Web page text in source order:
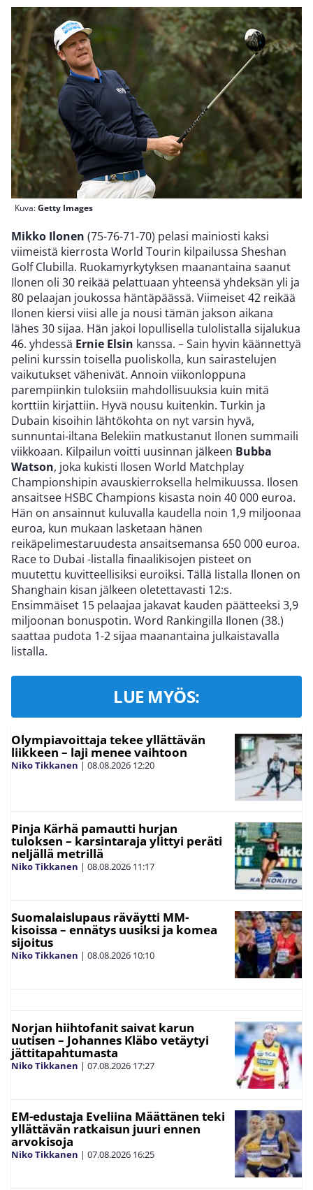
Kuva:Getty Images
Mikko Ilonen (75-76-71-70) pelasi mainiosti kaksi
viimeistä kierrosta World Tourin kilpailussa Sheshan
Golf Clubilla. Ruokamyrkytyksen maanantaina saanut
Ilonen oli 30 reikää pelattuaan yhteensä yhdeksän yli ja
80 pelaajan joukossa häntäpäässä. Viimeiset 42 reikää
Ilonen kiersi viisi alle ja nousi tämän jakson aikana
lähes 30 sijaa. Hän jakoi lopullisella tulolistalla sijalukua
46. yhdessä Ernie Elsin kanssa. – Sain hyvin käännettyä
pelini kurssin toisella puoliskolla, kun sairastelujen
vaikutukset vähenivät. Annoin viikonloppuna
parempiinkin tuloksiin mahdollisuuksia kuin mitä
korttiin kirjattiin. Hyvä nousu kuitenkin. Turkin ja
Dubain kisoihin lähtökohta on nyt varsin hyvä,
sunnuntai-iltana Belekiin matkustanut Ilonen summaili
viikkoaan. Kilpailun voitti uusinnan jälkeen Bubba
Watson, joka kukisti Ilosen World Matchplay
Championshipin avauskierroksella helmikuussa. Ilosen
ansaitsee HSBC Champions kisasta noin 40 000 euroa.
Hän on ansainnut kuluvalla kaudella noin 1,9 miljoonaa
euroa, kun mukaan lasketaan hänen
reikäpelimestaruudesta ansaitsemansa 650 000 euroa.
Race to Dubai -listalla finaalikisojen pisteet on
muutettu kuvitteellisiksi euroiksi. Tällä listalla Ilonen on
Shanghain kisan jälkeen oletettavasti 12:s.
Ensimmäiset 15 pelaajaa jakavat kauden päätteeksi 3,9
miljoonan bonuspotin. Word Rankingilla Ilonen (38.)
saattaa pudota 1-2 sijaa maanantaina julkaistavalla
listalla.
LUE MYÖS:
Olympiavoittaja tekee yllättävän
liikkeen – laji menee vaihtoon
Niko Tikkanen | 08.08.2026 12:20
Pinja Kärhä pamautti hurjan
tuloksen – karsintaraja ylittyi peräti
neljällä metrillä
Niko Tikkanen | 08.08.2026 11:17
Suomalaislupaus räväytti MM-
kisoissa – ennätys uusiksi ja komea
sijoitus
Niko Tikkanen | 08.08.2026 10:10
Norjan hiihtofanit saivat karun
uutisen – Johannes Kläbo vetäytyi
jättitapahtumasta
Niko Tikkanen | 07.08.2026 17:27
EM-edustaja Eveliina Määttänen teki
yllättävän ratkaisun juuri ennen
arvokisoja
Niko Tikkanen | 07.08.2026 16:25